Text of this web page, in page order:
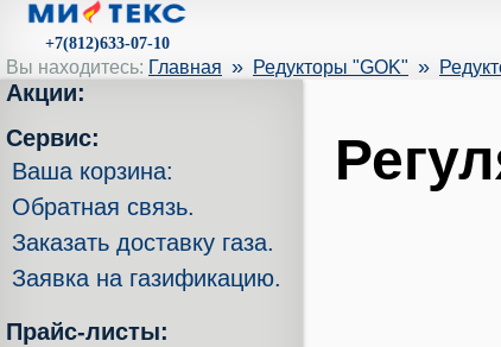
+7(812)633-07-10
Вы находитесь: Главная » Редукторы "GOK" »
Акции:
Сервис:
Ваша корзина:
Обратная связь.
Заказать доставку газа.
Заявка на газификацию.
Прайс-листы: